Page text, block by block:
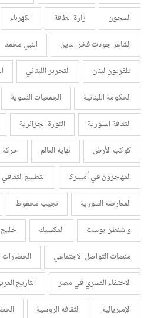
السجون
زارة الطاقة الكهرباء
الشاعر جودت فخر الدين
النبي محمد
تلفزيون لبنان
التحرير اللبناني
الحكومة اللبنانية
الجمعيات النسوية
الثقافة السورية
الثورة الجزائرية
كوكب الأرض
نهاية العالم
المهاجرون في أمييركا
التطبيع
المعارضة السورية
نجيب محفوظ
واشنطن بوست
المكسيك
منصات التواصل الاجتماعي
الحضارات
الاختفاء القسري في مصر
التاريخ
الإمبريالية
الثقافة الروسية